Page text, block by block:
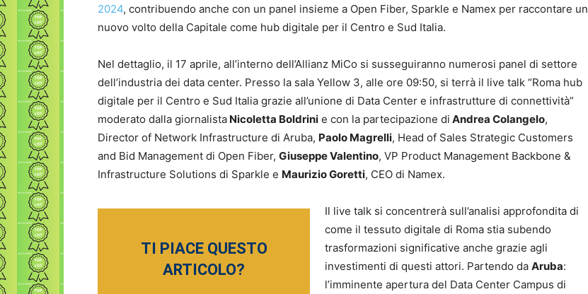
2024, contribuendo anche con un panel insieme a Open Fiber, Sparkle e Namex per raccontare un
nuovo volto della Capitale come hub digitale per il Centro e Sud Italia.
Nel dettaglio, il 17 aprile, all’interno dell’Allianz MiCo si susseguiranno numerosi panel di settore
dell’industria dei data center. Presso la sala Yellow 3, alle ore 09:50, si terrà il live talk “Roma hub
digitale per il Centro e Sud Italia grazie all’unione di Data Center e infrastrutture di connettività”
moderato dalla giornalista Nicoletta Boldrini e con la partecipazione di Andrea Colangelo,
Director of Network Infrastructure di Aruba, Paolo Magrelli, Head of Sales Strategic Customers
and Bid Management di Open Fiber, Giuseppe Valentino, VP Product Management Backbone &
Infrastructure Solutions di Sparkle e Maurizio Goretti, CEO di Namex.
TI PIACE QUESTO
ARTICOLO?
Il live talk si concentrerà sull’analisi approfondita di
come il tessuto digitale di Roma stia subendo
trasformazioni significative anche grazie agli
investimenti di questi attori. Partendo da Aruba:
l’imminente apertura del Data Center Campus di